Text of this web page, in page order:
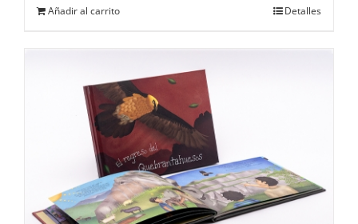
Añadir al carrito Detalles